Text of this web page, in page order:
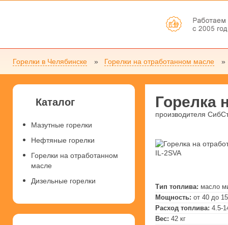
Горелки в Челябинске Горелки на отработанном масле
Горелка
производителя
Тип топлива: масло
Мощность: от 40 до
Расход топлива: 4.5-
Вес: 42 кг
Каталог
Мазутные горелки
Нефтяные горелки
Горелки на отработанном
масле
Дизельные горелки